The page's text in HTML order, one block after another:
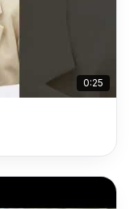
0:25